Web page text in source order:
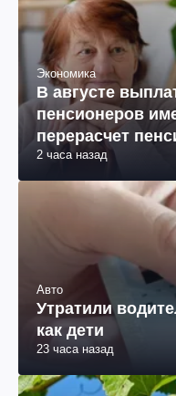
Экономика
В августе
пенсионеров
перерасчет
2 часа назад
Авто
Утратили
как дети
23 часа назад